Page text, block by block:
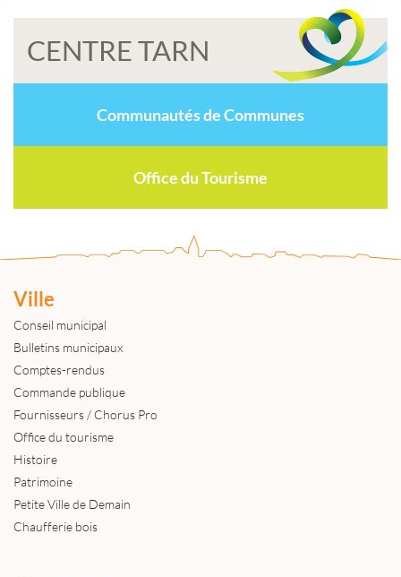
CENTRE TARN
Communautés de Communes
Office du Tourisme
Ville
Conseil municipal
Bulletins municipaux
Comptes-rendus
Commande publique
Fournisseurs / Chorus Pro
Office du tourisme
Histoire
Patrimoine
Petite Ville de Demain
Chaufferie bois